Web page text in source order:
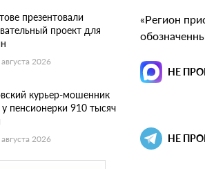
презентовали
проект для
2026
курьер-мошенник
у пенсионерки 910 тысяч
2026
«Регион
НЕ
НЕ